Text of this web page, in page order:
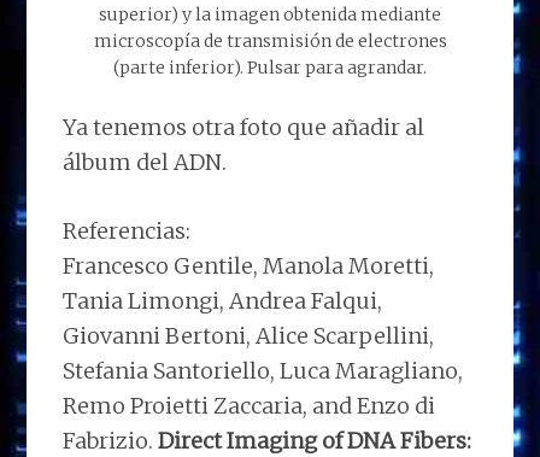
superior) y la imagen obtenida mediante
microscopía de transmisión de electrones
(parte inferior). Pulsar para agrandar.
Ya tenemos otra foto que añadir al
álbum del ADN.
Referencias:
Francesco Gentile, Manola Moretti,
Tania Limongi, Andrea Falqui,
Giovanni Bertoni, Alice Scarpellini,
Stefania Santoriello, Luca Maragliano,
Remo Proietti Zaccaria, and Enzo di
Fabrizio.Direct Imaging of DNA Fibers: